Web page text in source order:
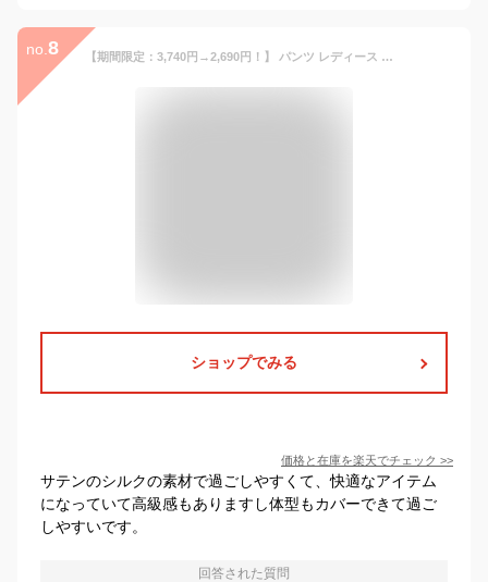
no. 8 【期間限定：3,740円→2,690円！】 パンツ レディース ワイドパンツ サテンパンツ サテン きれいめ 涼しい 夏 イージーパンツ ウエストゴム 大きいサイズ 低身長 高身長 ワンマイルウェア ゆったり 体型カバー 【 サテンイージーワイドパンツ】 元祖冷感coolify
ショップでみる
価格と在庫を楽天でチェック >>
サテンのシルクの素材で過ごしやすくて、快適なアイテム
になっていて高級感もありますし体型もカバーできて過ご
しやすいです。
回答された質問